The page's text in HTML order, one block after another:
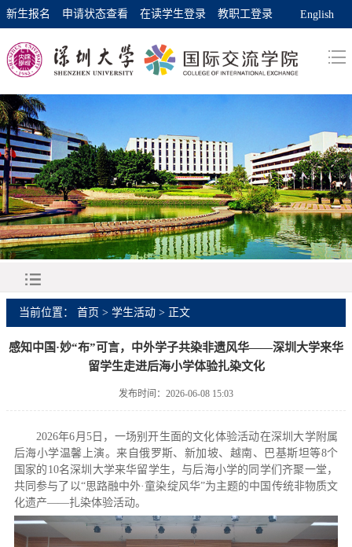
新生报名 申请状态查看 在读学生登录 教职工登录 English
当前位置： 首页 > 学生活动 > 正文
感知中国·妙“布”可言，中外学子共染非遗风华——深圳大学来华
留学生走进后海小学体验扎染文化
发布时间：2026-06-08 15:03
2026年6月5日，一场别开生面的文化体验活动在深圳大学附属
后海小学温馨上演。来自俄罗斯、新加坡、越南、巴基斯坦等8个
国家的10名深圳大学来华留学生，与后海小学的同学们齐聚一堂，
共同参与了以“思路融中外·童染绽风华”为主题的中国传统非物质文
化遗产——扎染体验活动。